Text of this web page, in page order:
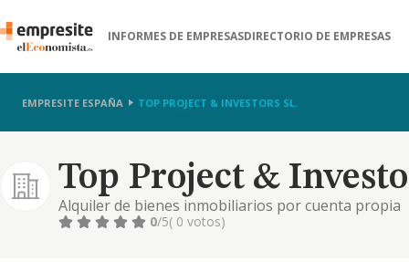
INFORMES DE EMPRESASDIRECTORIO DE EMPRESAS
EMPRESITE ESPAÑA TOP PROJECT & INVESTORS SL.
Top Project &
Alquiler de bienes inmobiliarios por cuenta propia
0/5( 0 votos)